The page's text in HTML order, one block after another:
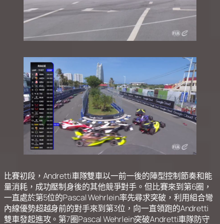
比賽初段，Andretti車隊雙車以一前一後的陣型控制節奏和能
量消耗，成功壓制身後的其他競爭對手。但比賽來到第6圈，
一直處於第5位的Pascal Wehrlein率先尋求突破，利用組合彎
內線優勢超越身前的對手來到第3位，向一直領跑的Andretti
雙車發起進攻。第7圈Pascal Wehrlein突破Andretti車隊防守